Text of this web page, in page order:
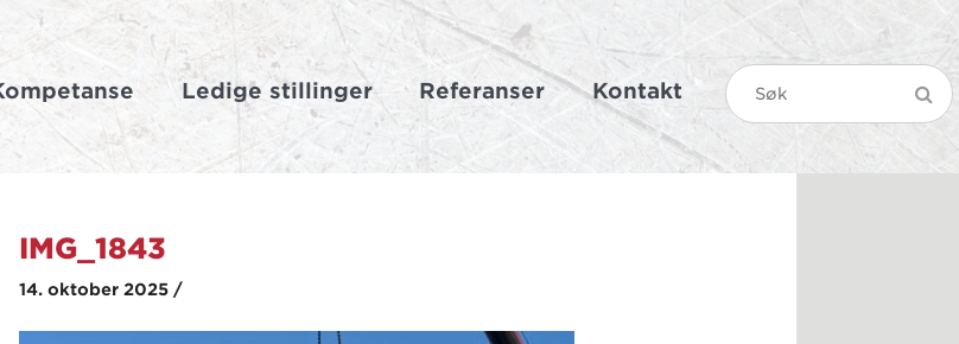
Ledige stillinger Referanser Kontakt
IMG_1843
14. oktober 2025 /